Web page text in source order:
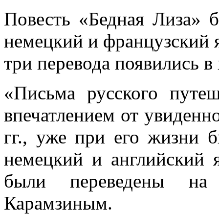
Повесть «Бедная Лиза»
немецкий и французский
три перевода появились
«Письма русского
впечатлением от
гг., уже при его жизни
немецкий и английский
были переведены
Карамзиным.